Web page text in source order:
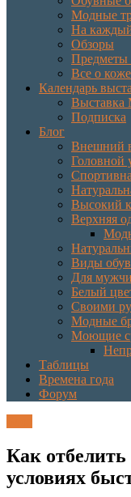
Модные
На
Обзоры
Предметы
Все о коже
Календарь
Выставка
Подписка
Блог
Внешний
Головной
Высокий
Верхняя
Виды
Для
Белый
Своими
Модные
Моющие
Таблицы
Времена года
Форум
Как
условиях